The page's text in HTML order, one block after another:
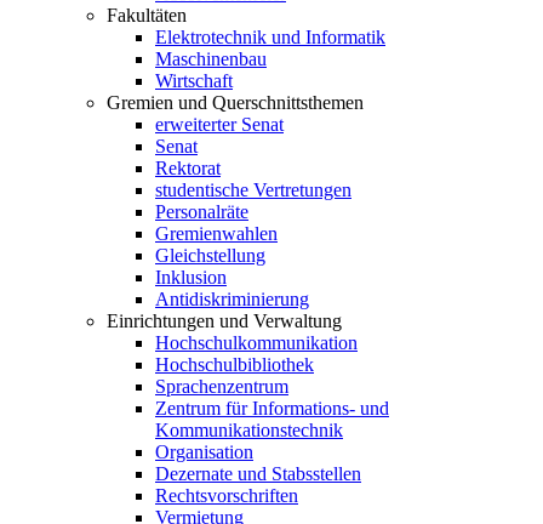
Fakultäten
Elektrotechnik und Informatik
Maschinenbau
Wirtschaft
Gremien und Querschnittsthemen
erweiterter Senat
Senat
Rektorat
studentische Vertretungen
Personalräte
Gremienwahlen
Gleichstellung
Inklusion
Antidiskriminierung
Einrichtungen und Verwaltung
Hochschulkommunikation
Hochschulbibliothek
Sprachenzentrum
Zentrum für Informations- und
Kommunikationstechnik
Organisation
Dezernate und Stabsstellen
Rechtsvorschriften
Vermietung